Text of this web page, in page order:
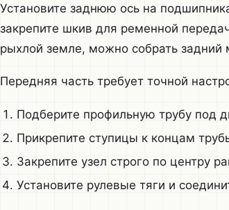
Установите заднюю ось на
закрепите шкив для ременной
рыхлой земле, можно собрать задний
Передняя часть требует точной
Подберите профильную трубу под
Прикрепите ступицы к концам
Закрепите узел строго по центру
Установите рулевые тяги и